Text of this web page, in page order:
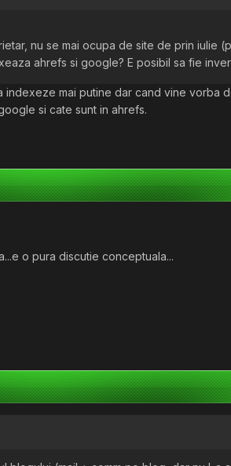
nu se mai ocupa de site de prin iulie
ahrefs si google? E posibil sa fie
indexeze mai putine dar cand vine vorba
si cate sunt in ahrefs.
o pura discutie conceptuala...